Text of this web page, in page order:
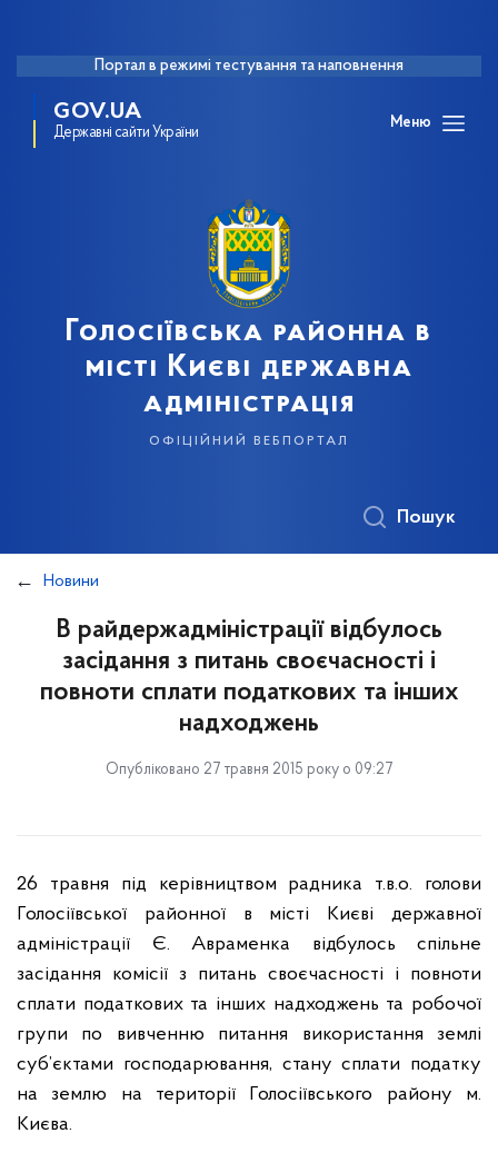
Портал в режимі тестування та наповнення
GOV.UA
Державні сайти України
Меню
Голосіївська районна в
місті Києві державна
адміністрація
офіційний вебпортал
Пошук
Новини
В райдержадміністрації відбулось
засідання з питань своєчасності і
повноти сплати податкових та інших
надходжень
Опубліковано 27 травня 2015 року о 09:27
26 травня під керівництвом радника т.в.о. голови
Голосіївської районної в місті Києві державної
адміністрації Є. Авраменка відбулось спільне
засідання комісії з питань своєчасності і повноти
сплати податкових та інших надходжень та робочої
групи по вивченню питання використання землі
суб’єктами господарювання, стану сплати податку
на землю на території Голосіївського району м.
Києва.